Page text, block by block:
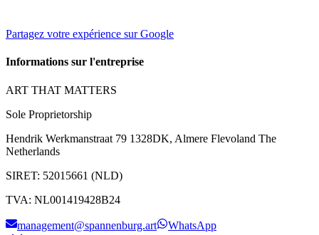
Partagez votre expérience sur Google
Informations sur l'entreprise
ART THAT MATTERS
Sole Proprietorship
Hendrik Werkmanstraat 79 1328DK, Almere Flevoland The
Netherlands
SIRET: 52015661 (NLD)
TVA: NL001419428B24
management@spannenburg.art WhatsApp